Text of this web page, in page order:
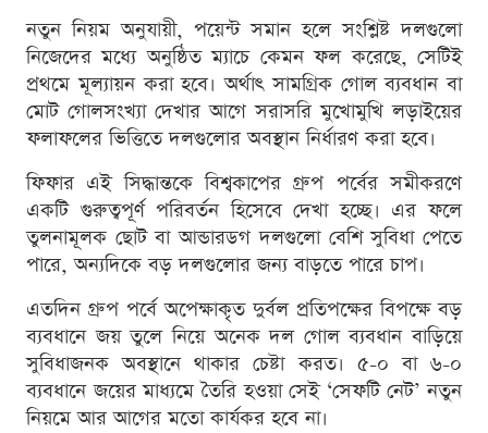
নতুন নিয়ম অনুযায়ী, পয়েন্ট সমান হলে সংশ্লিষ্ট দলগুলো
নিজেদের মধ্যে অনুষ্ঠিত ম্যাচে কেমন ফল করেছে, সেটিই
প্রথমে মূল্যায়ন করা হবে। অর্থাৎ সামগ্রিক গোল ব্যবধান বা
মোট গোলসংখ্যা দেখার আগে সরাসরি মুখোমুখি লড়াইয়ের
ফলাফলের ভিত্তিতে দলগুলোর অবস্থান নির্ধারণ করা হবে।
ফিফার এই সিদ্ধান্তকে বিশ্বকাপের গ্রুপ পর্বের সমীকরণে
একটি গুরুত্বপূর্ণ পরিবর্তন হিসেবে দেখা হচ্ছে। এর ফলে
তুলনামূলক ছোট বা আন্ডারডগ দলগুলো বেশি সুবিধা পেতে
পারে, অন্যদিকে বড় দলগুলোর জন্য বাড়তে পারে চাপ।
এতদিন গ্রুপ পর্বে অপেক্ষাকৃত দুর্বল প্রতিপক্ষের বিপক্ষে বড়
ব্যবধানে জয় তুলে নিয়ে অনেক দল গোল ব্যবধান বাড়িয়ে
সুবিধাজনক অবস্থানে থাকার চেষ্টা করত। ৫-০ বা ৬-০
ব্যবধানে জয়ের মাধ্যমে তৈরি হওয়া সেই ‘সেফটি নেট’ নতুন
নিয়মে আর আগের মতো কার্যকর হবে না।